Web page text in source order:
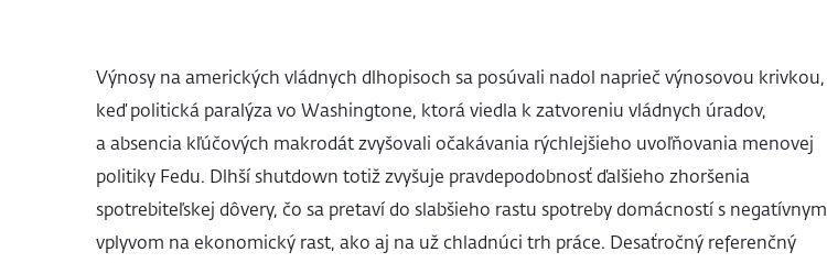
Výnosy na amerických vládnych dlhopisoch sa posúvali nadol naprieč výnosovou krivkou,
keď politická paralýza vo Washingtone, ktorá viedla k zatvoreniu vládnych úradov,
a absencia kľúčových makrodát zvyšovali očakávania rýchlejšieho uvoľňovania menovej
politiky Fedu. Dlhší shutdown totiž zvyšuje pravdepodobnosť ďalšieho zhoršenia
spotrebiteľskej dôvery, čo sa pretaví do slabšieho rastu spotreby domácností s negatívnym
vplyvom na ekonomický rast, ako aj na už chladnúci trh práce. Desaťročný referenčný